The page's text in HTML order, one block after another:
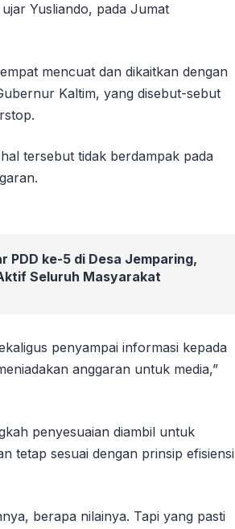
Yusliando, pada Jumat
mencuat dan dikaitkan dengan
Kaltim, yang disebut-sebut
tersebut tidak berdampak pada
PDD ke-5 di Desa Jemparing,
Seluruh Masyarakat
penyampai informasi kepada
anggaran untuk media,”
penyesuaian diambil untuk
tetap sesuai dengan prinsip efisiensi
berapa nilainya. Tapi yang pasti